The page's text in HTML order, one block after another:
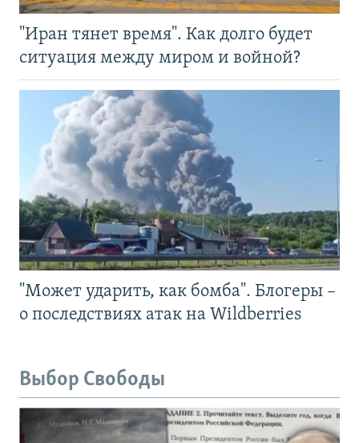
"Иран тянет время". Как долго будет
ситуация между миром и войной?
"Может ударить, как бомба". Блогеры –
о последствиях атак на Wildberries
Выбор Свободы